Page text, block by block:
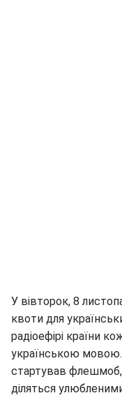
У вівторок, 8
квоти для
радіоефірі країни
українською мовою.
стартував флешмоб,
діляться